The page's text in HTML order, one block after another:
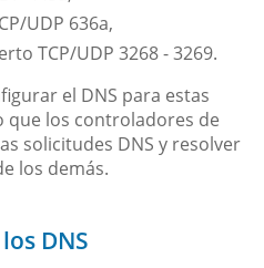
UDP 636a,
TCP/UDP 3268 - 3269.
el DNS para estas
los controladores de
solicitudes DNS y resolver
los demás.
DNS